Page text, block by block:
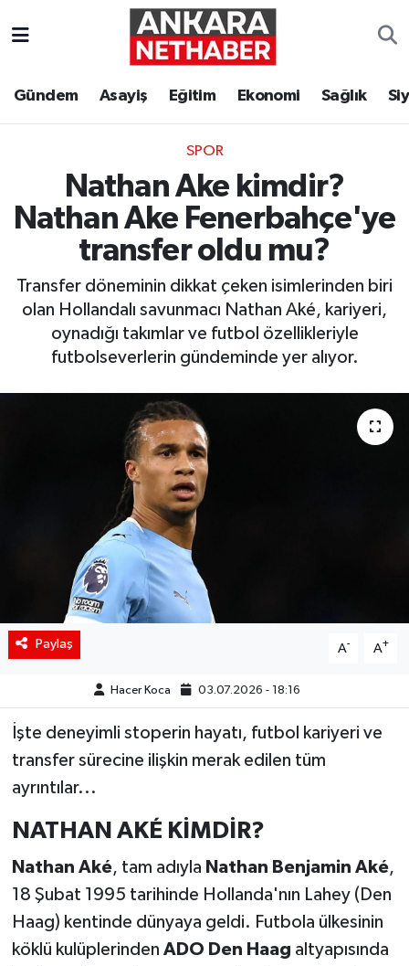
Gündem Asayiş Eğitim Ekonomi Sağlık
SPOR
Nathan Ake kimdir?
Nathan Ake Fenerbahçe'ye
transfer oldu mu?
Transfer döneminin dikkat çeken isimlerinden biri
olan Hollandalı savunmacı Nathan Aké, kariyeri,
oynadığı takımlar ve futbol özellikleriyle
futbolseverlerin gündeminde yer alıyor.
Paylaş A- A+
Hacer Koca 03.07.2026 - 18:16
İşte deneyimli stoperin hayatı, futbol kariyeri ve
transfer sürecine ilişkin merak edilen tüm
ayrıntılar...
NATHAN AKÉ KİMDİR?
Nathan Aké, tam adıyla Nathan Benjamin Aké,
18 Şubat 1995 tarihinde Hollanda'nın Lahey (Den
Haag) kentinde dünyaya geldi. Futbola ülkesinin
köklü kulüplerinden ADO Den Haag altyapısında
Ekonomi
Gündem
Kim Kimdir Nereli
Resmi İlanlar
Sağlık
Teknoloji
Yaşam
Ankara Hava Durumu
Tüm Manşetler
Son Dakika Haberleri
Haber Arşivi